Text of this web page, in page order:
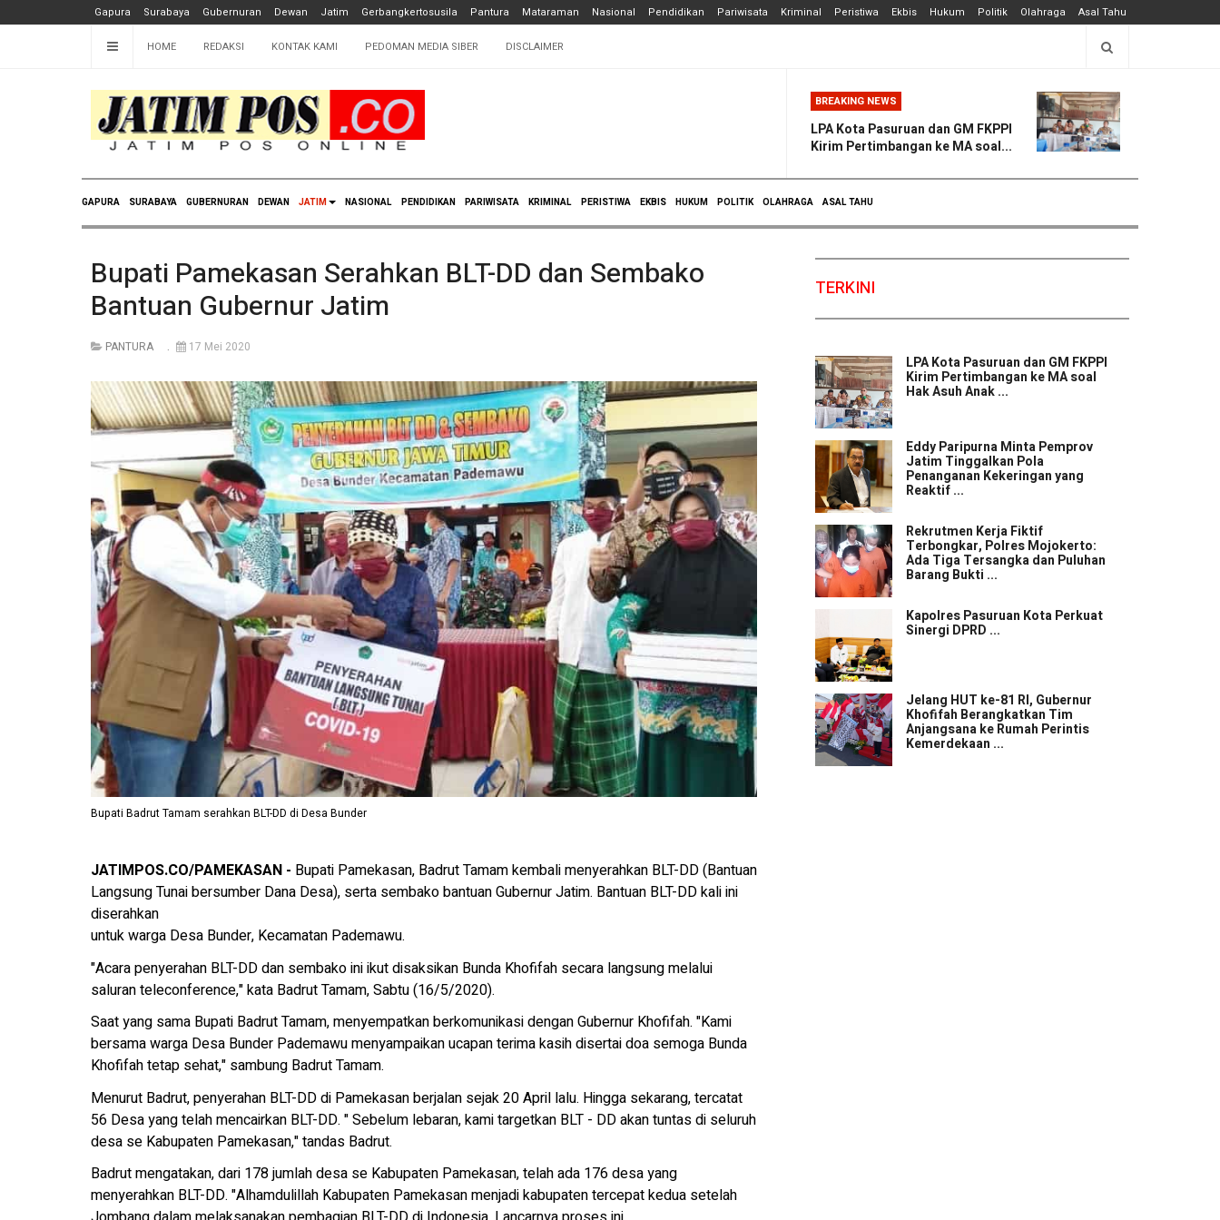
Gapura Surabaya Gubernuran Dewan Jatim Gerbangkertosusila Pantura Mataraman Nasional Pendidikan Pariwisata Kriminal Peristiwa Ekbis Hukum Politik Olahraga Asal Tahu
HOME REDAKSI KONTAK KAMI PEDOMAN MEDIA SIBER DISCLAIMER
BREAKING NEWS
LPA Kota Pasuruan dan GM FKPPI
Kirim Pertimbangan ke MA soal...
GAPURA SURABAYA GUBERNURAN DEWAN JATIM NASIONAL PENDIDIKAN PARIWISATA KRIMINAL PERISTIWA EKBIS HUKUM POLITIK OLAHRAGA ASAL TAHU
Bupati Pamekasan Serahkan BLT-DD dan Sembako
Bantuan Gubernur Jatim
PANTURA 17 Mei 2020
Bupati Badrut Tamam serahkan BLT-DD di Desa Bunder
JATIMPOS.CO/PAMEKASAN - Bupati Pamekasan, Badrut Tamam kembali menyerahkan BLT-DD (Bantuan
Langsung Tunai bersumber Dana Desa), serta sembako bantuan Gubernur Jatim. Bantuan BLT-DD kali ini
diserahkan
untuk warga Desa Bunder, Kecamatan Pademawu.
"Acara penyerahan BLT-DD dan sembako ini ikut disaksikan Bunda Khofifah secara langsung melalui
saluran teleconference," kata Badrut Tamam, Sabtu (16/5/2020).
Saat yang sama Bupati Badrut Tamam, menyempatkan berkomunikasi dengan Gubernur Khofifah. "Kami
bersama warga Desa Bunder Pademawu menyampaikan ucapan terima kasih disertai doa semoga Bunda
Khofifah tetap sehat," sambung Badrut Tamam.
Menurut Badrut, penyerahan BLT-DD di Pamekasan berjalan sejak 20 April lalu. Hingga sekarang, tercatat
56 Desa yang telah mencairkan BLT-DD. " Sebelum lebaran, kami targetkan BLT - DD akan tuntas di seluruh
desa se Kabupaten Pamekasan," tandas Badrut.
Badrut mengatakan, dari 178 jumlah desa se Kabupaten Pamekasan, telah ada 176 desa yang
menyerahkan BLT-DD. "Alhamdulillah Kabupaten Pamekasan menjadi kabupaten tercepat kedua setelah
TERKINI
LPA Kota Pasuruan dan GM FKPPI
Kirim Pertimbangan ke MA soal
Hak Asuh Anak ...
Eddy Paripurna Minta Pemprov
Jatim Tinggalkan Pola
Penanganan Kekeringan yang
Reaktif ...
Rekrutmen Kerja Fiktif
Terbongkar, Polres Mojokerto:
Ada Tiga Tersangka dan Puluhan
Barang Bukti ...
Kapolres Pasuruan Kota Perkuat
Sinergi DPRD ...
Jelang HUT ke-81 RI, Gubernur
Khofifah Berangkatkan Tim
Anjangsana ke Rumah Perintis
Kemerdekaan ...